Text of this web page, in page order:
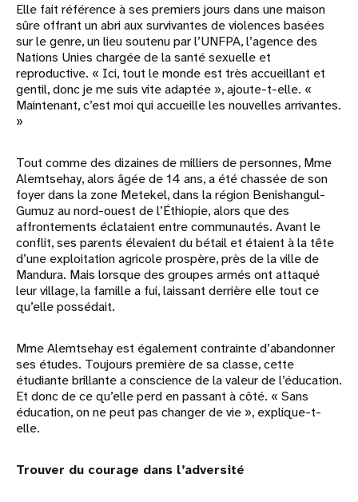
Elle fait référence à ses premiers jours dans une maison
sûre offrant un abri aux survivantes de violences basées
sur le genre, un lieu soutenu par l’UNFPA, l’agence des
Nations Unies chargée de la santé sexuelle et
reproductive. « Ici, tout le monde est très accueillant et
gentil, donc je me suis vite adaptée », ajoute-t-elle. «
Maintenant, c’est moi qui accueille les nouvelles arrivantes.
»
Tout comme des dizaines de milliers de personnes, Mme
Alemtsehay, alors âgée de 14 ans, a été chassée de son
foyer dans la zone Metekel, dans la région Benishangul-
Gumuz au nord-ouest de l’Éthiopie, alors que des
affrontements éclataient entre communautés. Avant le
conflit, ses parents élevaient du bétail et étaient à la tête
d’une exploitation agricole prospère, près de la ville de
Mandura. Mais lorsque des groupes armés ont attaqué
leur village, la famille a fui, laissant derrière elle tout ce
qu’elle possédait.
Mme Alemtsehay est également contrainte d’abandonner
ses études. Toujours première de sa classe, cette
étudiante brillante a conscience de la valeur de l’éducation.
Et donc de ce qu’elle perd en passant à côté. « Sans
éducation, on ne peut pas changer de vie », explique-t-
elle.
Trouver du courage dans l’adversité